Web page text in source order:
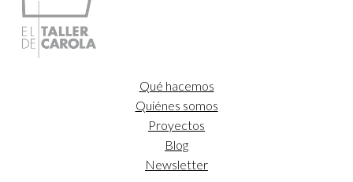
Qué hacemos
Quiénes somos
Proyectos
Blog
Newsletter